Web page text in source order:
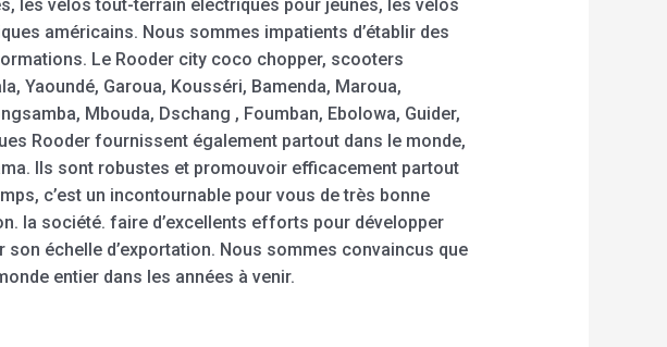
les vélos tout-terrain électriques pour jeunes, les vélos
américains. Nous sommes impatients d’établir des
Le Rooder city coco chopper, scooters
Yaoundé, Garoua, Kousséri, Bamenda, Maroua,
Mbouda, Dschang , Foumban, Ebolowa, Guider,
Rooder fournissent également partout dans le monde,
Ils sont robustes et promouvoir efficacement partout
c’est un incontournable pour vous de très bonne
la société. faire d’excellents efforts pour développer
échelle d’exportation. Nous sommes convaincus que
entier dans les années à venir.